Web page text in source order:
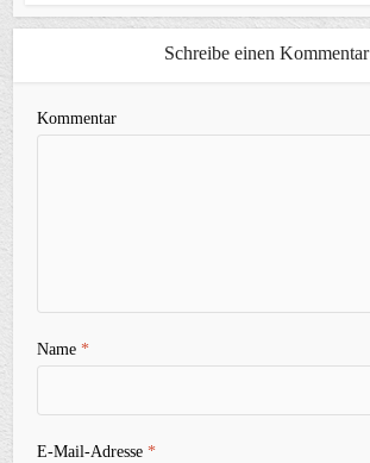
Schreibe einen Kommentar
Kommentar
Name*
E-Mail-Adresse*